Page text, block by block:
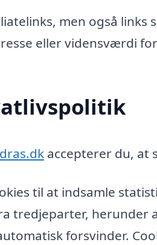
men også links
eller vidensværdi
accepterer du, at
til at indsamle
tredjeparter, herunder
forsvinder.